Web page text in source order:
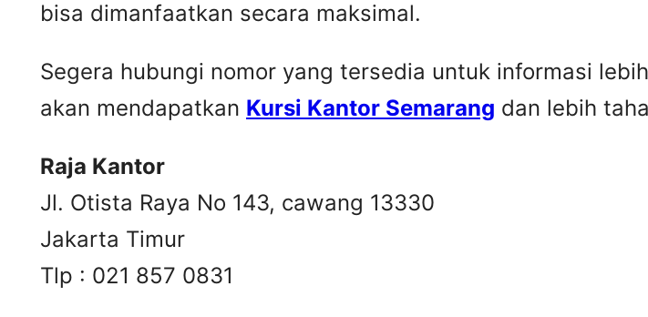
bisa dimanfaatkan secara maksimal.
Segera hubungi nomor yang tersedia untuk informasi
akan mendapatkan Kursi Kantor Semarang dan lebih
Raja Kantor
Jl. Otista Raya No 143, cawang 13330
Jakarta Timur
Tlp : 021 857 0831